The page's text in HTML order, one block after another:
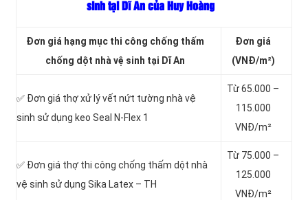
sinh tại Dĩ An của Huy Hoàng
Đơn giá hạng mục thi công chống thấm
chống dột nhà vệ sinh tại Dĩ An
Đơn giá
(VNĐ/m²)
✅ Đơn giá thợ xử lý vết nứt tường nhà vệ
sinh sử dụng keo Seal N-Flex 1
Từ 65.000 –
115.000
VNĐ/m²
✅ Đơn giá thợ thi công chống thấm dột nhà
vệ sinh sử dụng Sika Latex – TH
Từ 75.000 –
125.000
VNĐ/m²